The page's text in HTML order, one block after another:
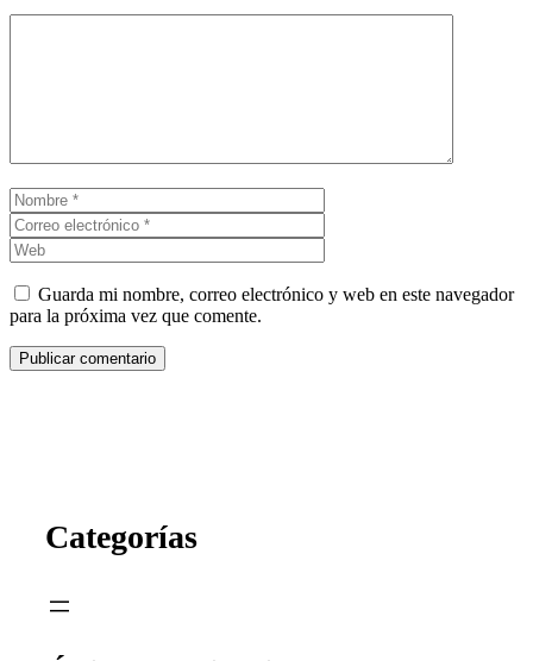
Nombre
electrónico
Guarda mi nombre, correo electrónico y web en este navegador
para la próxima vez que comente.
Categorías